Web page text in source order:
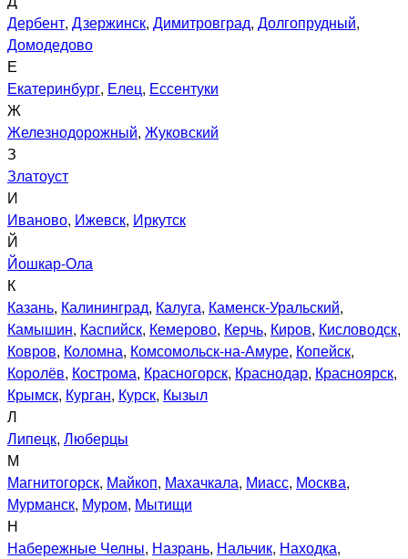
Дербент, Дзержинск, Димитровград, Долгопрудный,
Домодедово
Е
Екатеринбург, Елец, Ессентуки
Ж
Железнодорожный, Жуковский
З
Златоуст
И
Иваново, Ижевск, Иркутск
Й
Йошкар-Ола
К
Казань, Калининград, Калуга, Каменск-Уральский,
Камышин, Каспийск, Кемерово, Керчь, Киров, Кисловодск,
Ковров, Коломна, Комсомольск-на-Амуре, Копейск,
Королёв, Кострома, Красногорск, Краснодар, Красноярск,
Крымск, Курган, Курск, Кызыл
Л
Липецк, Люберцы
М
Магнитогорск, Майкоп, Махачкала, Миасс, Москва,
Мурманск, Муром, Мытищи
Н
Набережные Челны, Назрань, Нальчик, Находка,